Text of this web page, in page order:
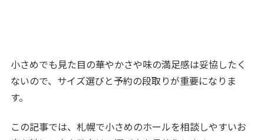
小さめでも見た目の華やかさや味の満足感は妥協したく
ないので、サイズ選びと予約の段取りが重要になりま
す。
この記事では、札幌で小さめのホールを相談しやすいお